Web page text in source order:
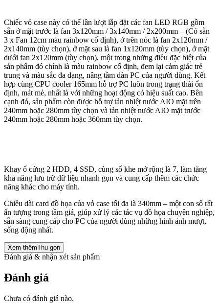
Chiếc vỏ case này có thể lần lượt lắp đặt các fan LED RGB gồm
sẵn ở mặt trước là fan 3x120mm / 3x140mm / 2x200mm – (Có sẵn
3 x Fan 12cm màu rainbow cố định), ở trên nóc là fan 2x120mm /
2x140mm (tùy chọn), ở mặt sau là fan 1x120mm (tùy chọn), ở mặt
dưới fan 2x120mm (tùy chọn), một trong những điều đặc biệt của
sản phẩm đó chính là màu rainbow cố định, đem lại cảm giác trẻ
trung và màu sắc đa dạng, nâng tầm dàn PC của người dùng. Kết
hợp cùng CPU cooler 165mm hỗ trợ PC luôn trong trạng thái ổn
định, mát mẻ, nhất là với những hoạt động có hiệu suất cao. Bên
cạnh đó, sản phẩm còn được hỗ trợ tản nhiệt nước AIO mặt trên
240mm hoặc 280mm tùy chọn và tản nhiệt nước AIO mặt trước
240mm hoặc 280mm hoặc 360mm tùy chọn.
Khay ổ cứng 2 HDD, 4 SSD, cùng số khe mở rộng là 7, làm tăng
khả năng lưu trữ dữ liệu nhanh gọn và cung cấp thêm các chức
năng khác cho máy tính.
Chiều dài card đồ họa của vỏ case tối đa là 340mm – một con số rất
ấn tượng trong tầm giá, giúp xử lý các tác vụ đồ họa chuyên nghiệp,
sẵn sàng cung cấp cho PC của người dùng những hình ảnh mượt,
sống động nhất.
Xem thêmThu gọn
Đánh giá & nhận xét sản phẩm
Đánh giá
Chưa có đánh giá nào.